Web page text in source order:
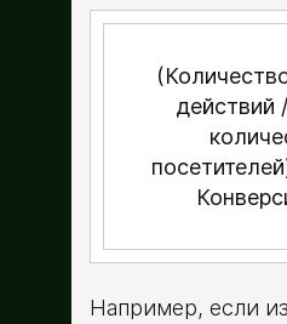
Например, если